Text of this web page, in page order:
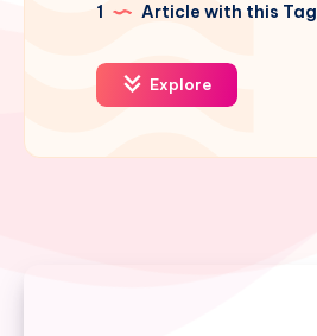
1 Article with this Tag
Explore